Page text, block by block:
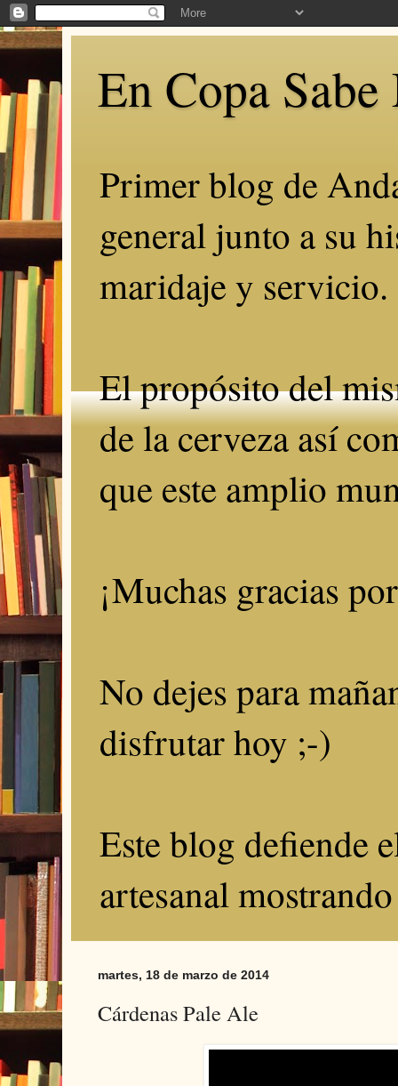
En Copa
Primer blog de
general junto a su
maridaje y servicio.
El propósito del
de la cerveza así
que este amplio
¡Muchas gracias
No dejes para
disfrutar hoy ;-)
Este blog defiende
artesanal
martes, 18 de marzo de 2014
Cárdenas Pale Ale